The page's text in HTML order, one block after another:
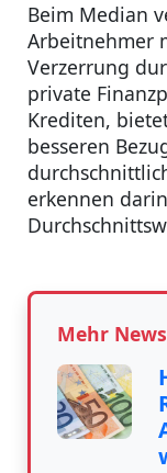
Beim Median
Arbeitnehmer
Verzerrung
private
Krediten,
besseren
erkennen
Mehr